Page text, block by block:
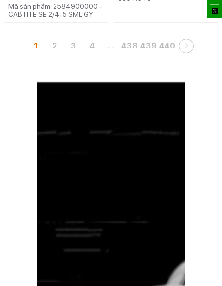
Mã sản phẩm: 2584900000 -
CABTITE SE 2/4-5 SML GY
1 2 3 4 … 438 439 440